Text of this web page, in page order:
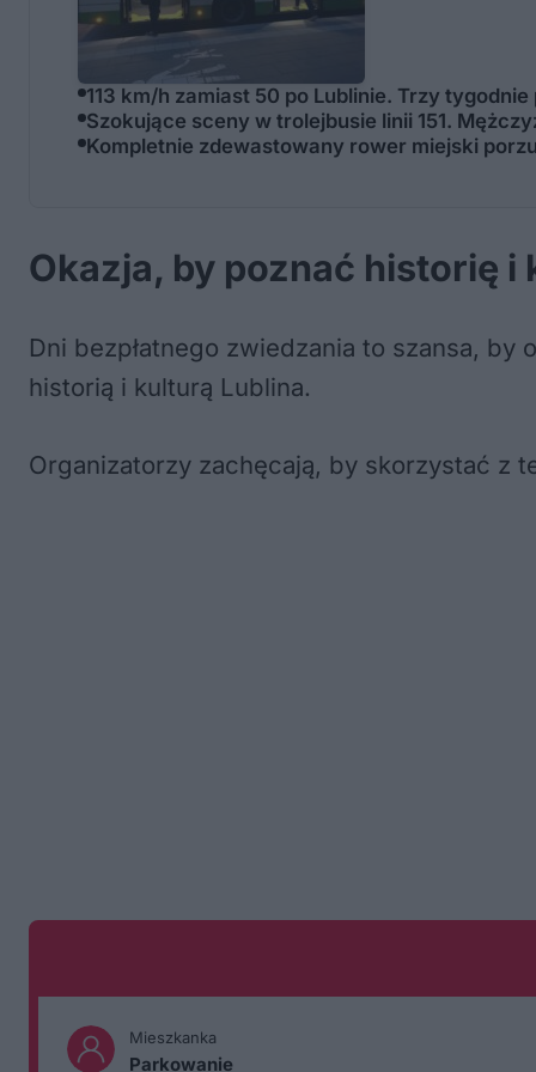
113 km/h zamiast 50 po Lublinie. Trzy
Szokujące sceny w trolejbusie linii 151.
Kompletnie zdewastowany rower miejski
Okazja, by poznać historię i
Dni bezpłatnego zwiedzania to szansa,
historią i kulturą Lublina.
Organizatorzy zachęcają, by skorzystać z
Mieszkanka
Parkowanie